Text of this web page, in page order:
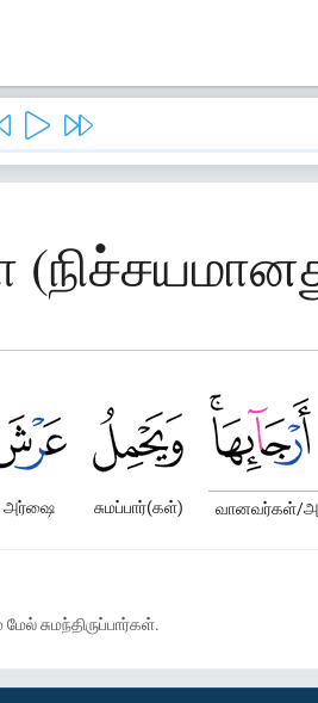
வானவர்கள்/
சுமப்பார்(கள்)
அர்ஷை
சுமந்திருப்பார்கள்.